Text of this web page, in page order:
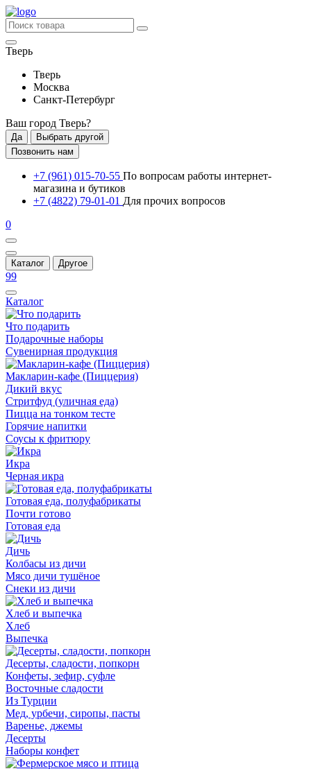
Тверь
Тверь
Москва
Санкт-Петербург
Ваш город Тверь?
Да
Выбрать другой
Позвонить нам
+7 (961) 015-70-55 По вопросам работы интернет-
магазина и бутиков
+7 (4822) 79-01-01 Для прочих вопросов
0
Каталог Другое
99
Каталог
Что подарить
Подарочные наборы
Сувенирная продукция
Макларин-кафе (Пиццерия)
Дикий вкус
Стритфуд (уличная еда)
Пицца на тонком тесте
Горячие напитки
Соусы к фритюру
Икра
Черная икра
Готовая еда, полуфабрикаты
Почти готово
Готовая еда
Дичь
Колбасы из дичи
Мясо дичи тушёное
Снеки из дичи
Хлеб и выпечка
Хлеб
Выпечка
Десерты, сладости, попкорн
Конфеты, зефир, суфле
Восточные сладости
Из Турции
Мед, урбечи, сиропы, пасты
Варенье, джемы
Десерты
Наборы конфет